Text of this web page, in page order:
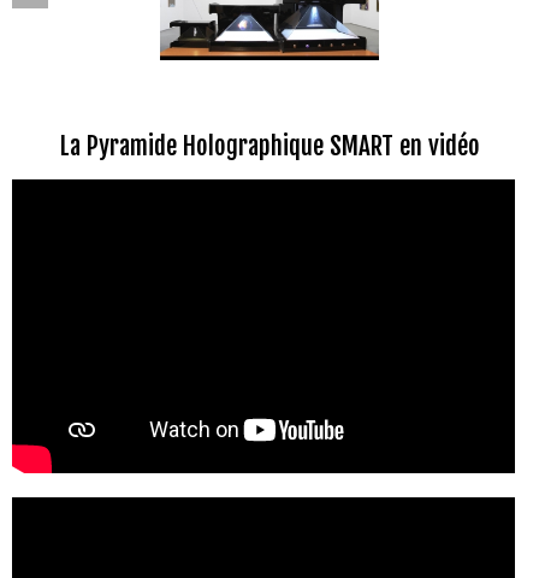
La Pyramide Holographique SMART en vidéo